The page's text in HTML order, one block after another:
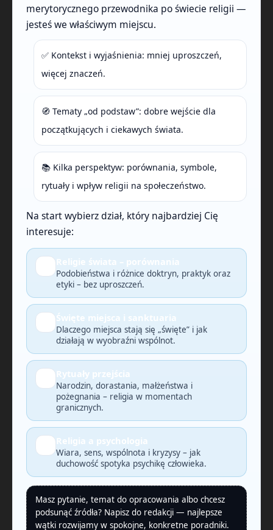
merytorycznego przewodnika po świecie religii —
jesteś we właściwym miejscu.
✅ Kontekst i wyjaśnienia: mniej uproszczeń,
więcej znaczeń.
🧭 Tematy „od podstaw”: dobre wejście dla
początkujących i ciekawych świata.
📚 Kilka perspektyw: porównania, symbole,
rytuały i wpływ religii na społeczeństwo.
Na start wybierz dział, który najbardziej Cię
interesuje:
Religie świata – porównania
Podobieństwa i różnice doktryn, praktyk oraz
etyki – bez uproszczeń.
Święte miejsca i sanktuaria
Dlaczego miejsca stają się „święte” i jak
działają w wyobraźni wspólnot.
Rytuały przejścia
Narodzin, dorastania, małżeństwa i
pożegnania – religia w momentach
granicznych.
Religia a psychologia
Wiara, sens, wspólnota i kryzysy – jak
duchowość spotyka psychikę człowieka.
Masz pytanie, temat do opracowania albo chcesz
podsunąć źródła? Napisz do redakcji — najlepsze
wątki rozwijamy w spokojne, konkretne poradniki.